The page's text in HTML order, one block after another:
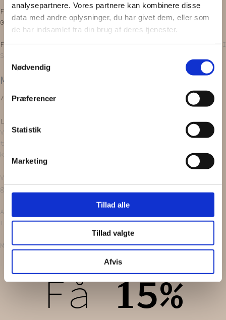
analysepartnere. Vores partnere kan kombinere disse
data med andre oplysninger, du har givet dem, eller som
de har indsamlet fra din brug af deres tjenester.
Nødvendig
Præferencer
Statistik
Marketing
Tillad alle
Tillad valgte
Afvis
Facebook
Instagram
0,00kr. 0 Kurv
Forside/PRODUKTER/Scrunchies/Mini scrunchie/ MINI
SCRUNCHIES | Lyseblå, 2 stk.
MINI SCRUNCHIES | Lyseblå, 2 stk.
79,00kr.
Læg i kurv
Vores’Mini scrunchies’
bliver syet ud af upcyclede
tekstiler. Alt er håndlavet, endda med en stor portion
kærlighed!
Vores tekstiler bliver nøje udvalgt i diverse
genbrugsbutikker.
Alt bliver vasket i neutralt vaskepulver, inden vi
tryller dem om til funkyhår accessories.
Måler omkring 7 cm i diameter.
Få15%